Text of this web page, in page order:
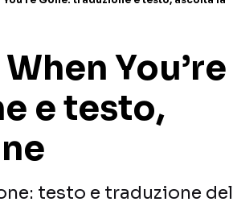
You’re
e testo,
testo e traduzione del